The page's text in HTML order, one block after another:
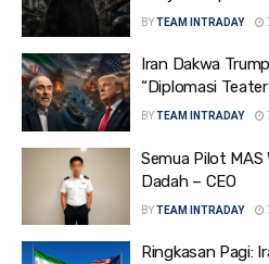
BYTEAM INTRADAY
Iran Dakwa
“Diplomasi
BYTEAM INTRADAY
Semua Pilot MAS
Dadah – CEO
BYTEAM INTRADAY
Ringkasan Pagi: